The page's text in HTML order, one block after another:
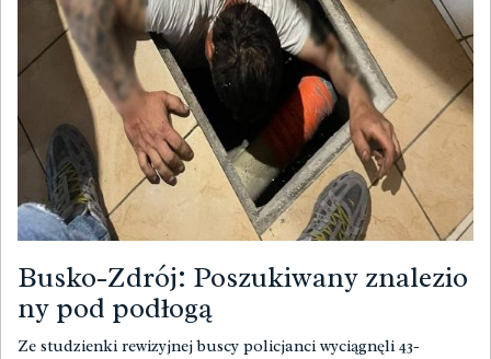
Busko-Zdrój: Poszukiwany znalezio
ny pod podłogą
Ze studzienki rewizyjnej buscy policjanci wyciągnęli 43-